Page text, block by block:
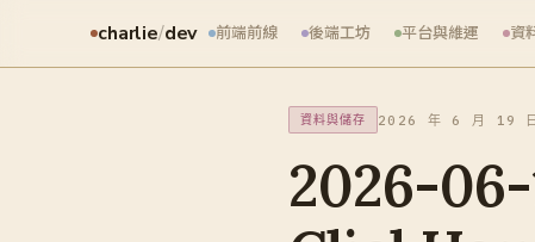
charlie/dev 前端前線 後端工坊 平台與維運 資
資料與儲存 2026 年 6 月 19 日
2026-